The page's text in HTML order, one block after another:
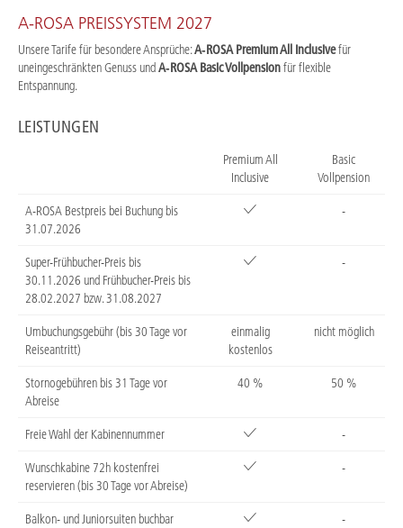
A-ROSA PREISSYSTEM 2027
Unsere Tarife für besondere Ansprüche:A‑ROSA Premium All Inclusivefür
uneingeschränkten Genuss undA‑ROSA Basic Vollpensionfür flexible
Entspannung.
LEISTUNGEN
Premium All
Inclusive
Basic
Vollpension
A-ROSA Bestpreis bei Buchung bis
31.07.2026
-
Super-Frühbucher-Preis bis
30.11.2026 und Frühbucher-Preis bis
28.02.2027 bzw. 31.08.2027
-
Umbuchungsgebühr (bis 30 Tage vor
Reiseantritt)
einmalig
kostenlos
nicht möglich
Stornogebühren bis 31 Tage vor
Abreise
40 % 50 %
Freie Wahl der Kabinennummer -
Wunschkabine 72h kostenfrei
reservieren (bis 30 Tage vor Abreise)
-
Balkon- und Juniorsuiten buchbar -